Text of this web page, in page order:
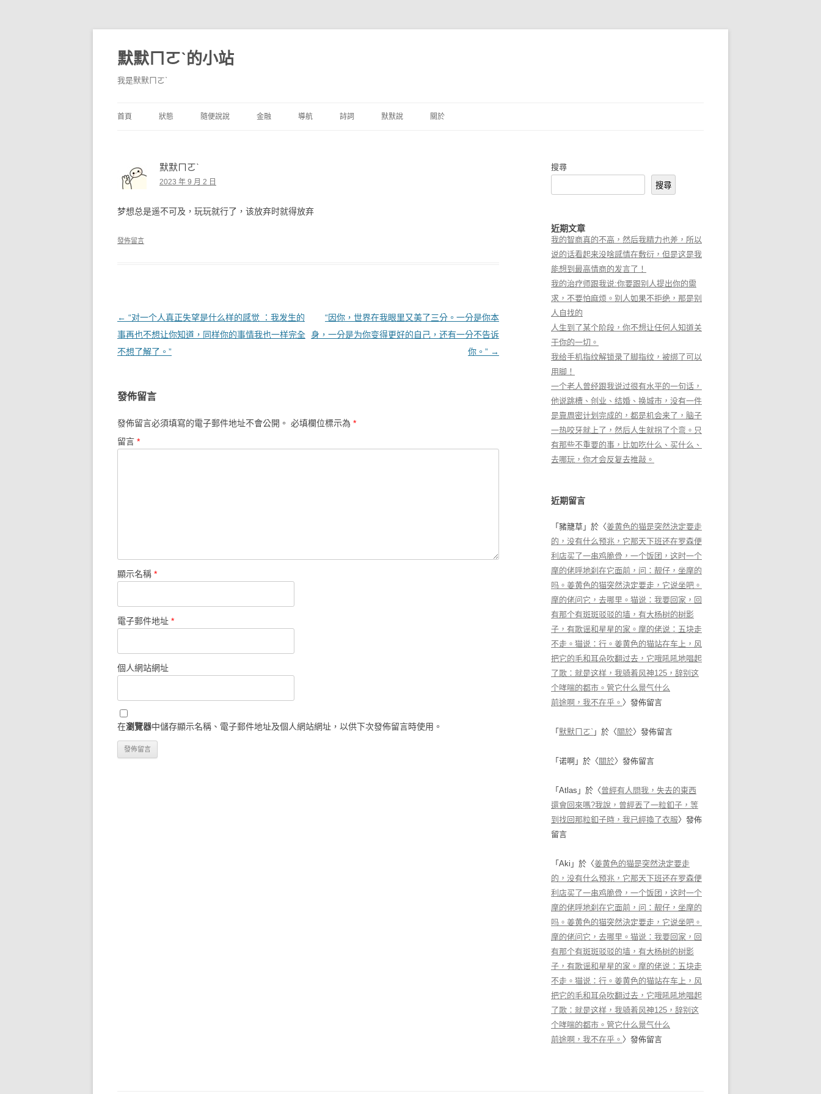
默默ㄇㄛˋ的小站
我是默默ㄇㄛˋ
首頁 狀態
獨白
隨便說說 金融
境外銀行
導航 詩詞 默默說 關於
默默ㄇㄛˋ
2023 年 9 月 2 日
梦想总是遥不可及，玩玩就行了，该放弃时就得放弃
發佈留言
文章導覽
← “对一个人真正失望是什么样的感觉 ：我发生的
事再也不想让你知道，同样你的事情我也一样完全
不想了解了。”
“因你，世界在我眼里又美了三分。一分是你本
身，一分是为你变得更好的自己，还有一分不告诉
你。” →
發佈留言
發佈留言必須填寫的電子郵件地址不會公開。 必填欄位標示為 *
留言 *
顯示名稱 *
電子郵件地址 *
個人網站網址
在瀏覽器中儲存顯示名稱、電子郵件地址及個人網站網址，以供下次發佈留言時使用。
搜尋
搜尋
近期文章
我的智商真的不高，然后我精力也差，所以
说的话看起来没啥感情在敷衍，但是这是我
能想到最高情商的发言了！
我的治疗师跟我说:你要跟别人提出你的需
求，不要怕麻烦。别人如果不拒绝，那是别
人自找的
人生到了某个阶段，你不想让任何人知道关
于你的一切。
我给手机指纹解锁录了脚指纹，被绑了可以
用脚！
一个老人曾经跟我说过很有水平的一句话，
他说跳槽、创业、结婚、换城市，没有一件
是靠周密计划完成的，都是机会来了，脑子
一热咬牙就上了，然后人生就拐了个弯。只
有那些不重要的事，比如吃什么、买什么、
去哪玩，你才会反复去推敲。
近期留言
「 豬籠草 」於〈姜黄色的猫是突然決定要走
的，没有什么预兆，它那天下班还在罗森便
利店买了一串鸡脆骨，一个饭团，这时一个
摩的佬呼地刹在它面前，问：靓仔，坐摩的
吗。姜黄色的猫突然決定要走，它说坐吧。
摩的佬问它，去哪里。猫说：我要回家，回
有那个有斑斑驳驳的墙，有大杨树的树影
子，有歌谣和星星的家。摩的佬说：五块走
不走。猫说：行。姜黄色的猫站在车上，风
把它的毛和耳朵吹翻过去，它哦吼吼地唱起
了歌：就是这样，我骑着风神125，辞别这
个哮喘的都市。管它什么景气什么
前途啊，我不在乎。 〉發佈留言
「 默默ㄇㄛˋ 」於〈 關於〉發佈留言
「 诺啊 」於〈 關於〉發佈留言
「 Atlas 」於〈曾經有人問我，失去的東西
還會回來嗎?我說，曾經丟了一粒釦子，等
到找回那粒釦子時，我已經換了衣服〉發佈
留言
「 Aki 」於〈姜黄色的猫是突然決定要走
的，没有什么预兆，它那天下班还在罗森便
利店买了一串鸡脆骨，一个饭团，这时一个
摩的佬呼地刹在它面前，问：靓仔，坐摩的
吗。姜黄色的猫突然決定要走，它说坐吧。
摩的佬问它，去哪里。猫说：我要回家，回
有那个有斑斑驳驳的墙，有大杨树的树影
子，有歌谣和星星的家。摩的佬说：五块走
不走。猫说：行。姜黄色的猫站在车上，风
把它的毛和耳朵吹翻过去，它哦吼吼地唱起
了歌：就是这样，我骑着风神125，辞别这
个哮喘的都市。管它什么景气什么
前途啊，我不在乎。 〉發佈留言